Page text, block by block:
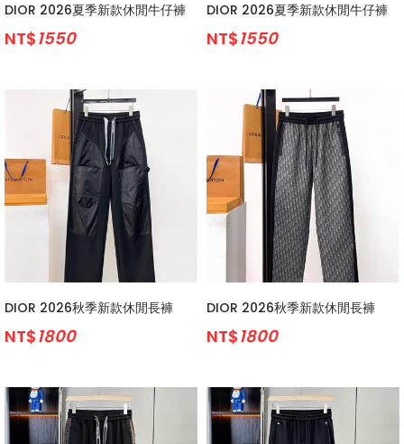
DIOR 2026夏季新款休閒牛仔褲
NT$1550
DIOR 2026夏季新款休閒牛仔褲
NT$1550
DIOR 2026秋季新款休閒長褲
NT$1800
DIOR 2026秋季新款休閒長褲
NT$1800